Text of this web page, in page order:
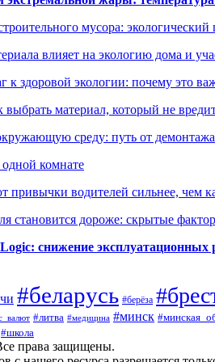
мусора: экологический
влияет на экологию дома и
к здоровой экологии: почему это
материал, который не
среду: путь от
одной комнате
привычки водителей сильнее, чем
становится дороже: скрытые
снижение эксплуатационных
#беларусь #берёза
#литва #медицина #минск
#школа
права защищены.